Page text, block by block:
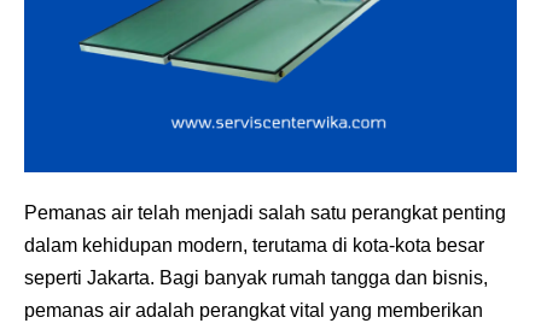
Pemanas air telah menjadi salah satu perangkat penting
dalam kehidupan modern, terutama di kota-kota besar
seperti Jakarta. Bagi banyak rumah tangga dan bisnis,
pemanas air adalah perangkat vital yang memberikan